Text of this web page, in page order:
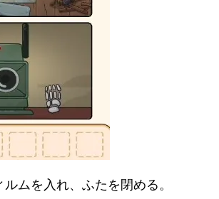
ムを入れ、ふたを閉める。